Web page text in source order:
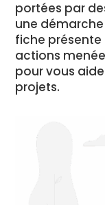
portées par
une
fiche présente
actions
pour vous
projets.